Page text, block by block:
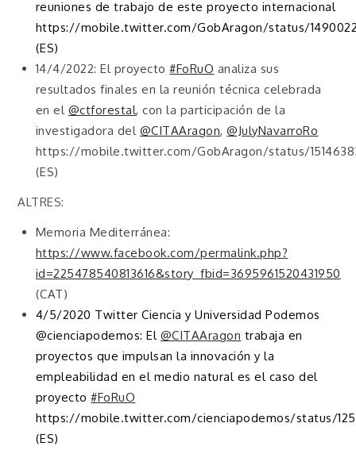
reuniones de trabajo de este proyecto internacional
https://mobile.twitter.com/GobAragon/status/
(ES)
14/4/2022: El proyecto#FoRuO analiza sus
resultados finales en la reunión técnica celebrada
en el @ctforestal, con la participación de la
investigadora del @CITAAragon,@JulyNavarroRo
https://mobile.twitter.com/GobAragon/status/
(ES)
ALTRES:
Memoria Mediterránea:
https://www.facebook.com/permalink.php?
id=225478540813616&story_fbid=3695961520431950
(CAT)
4/5/2020 Twitter Ciencia y Universidad Podemos
@cienciapodemos: El @CITAAragon trabaja en
proyectos que impulsan la innovación y la
empleabilidad en el medio natural es el caso del
proyecto#FoRuO
https://mobile.twitter.com/cienciapodemos/status/
(ES)